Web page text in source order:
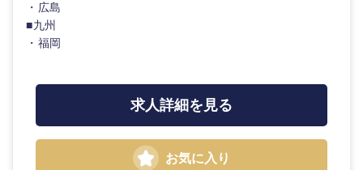
・広島
■九州
・福岡
求人詳細を見る
お気に入り